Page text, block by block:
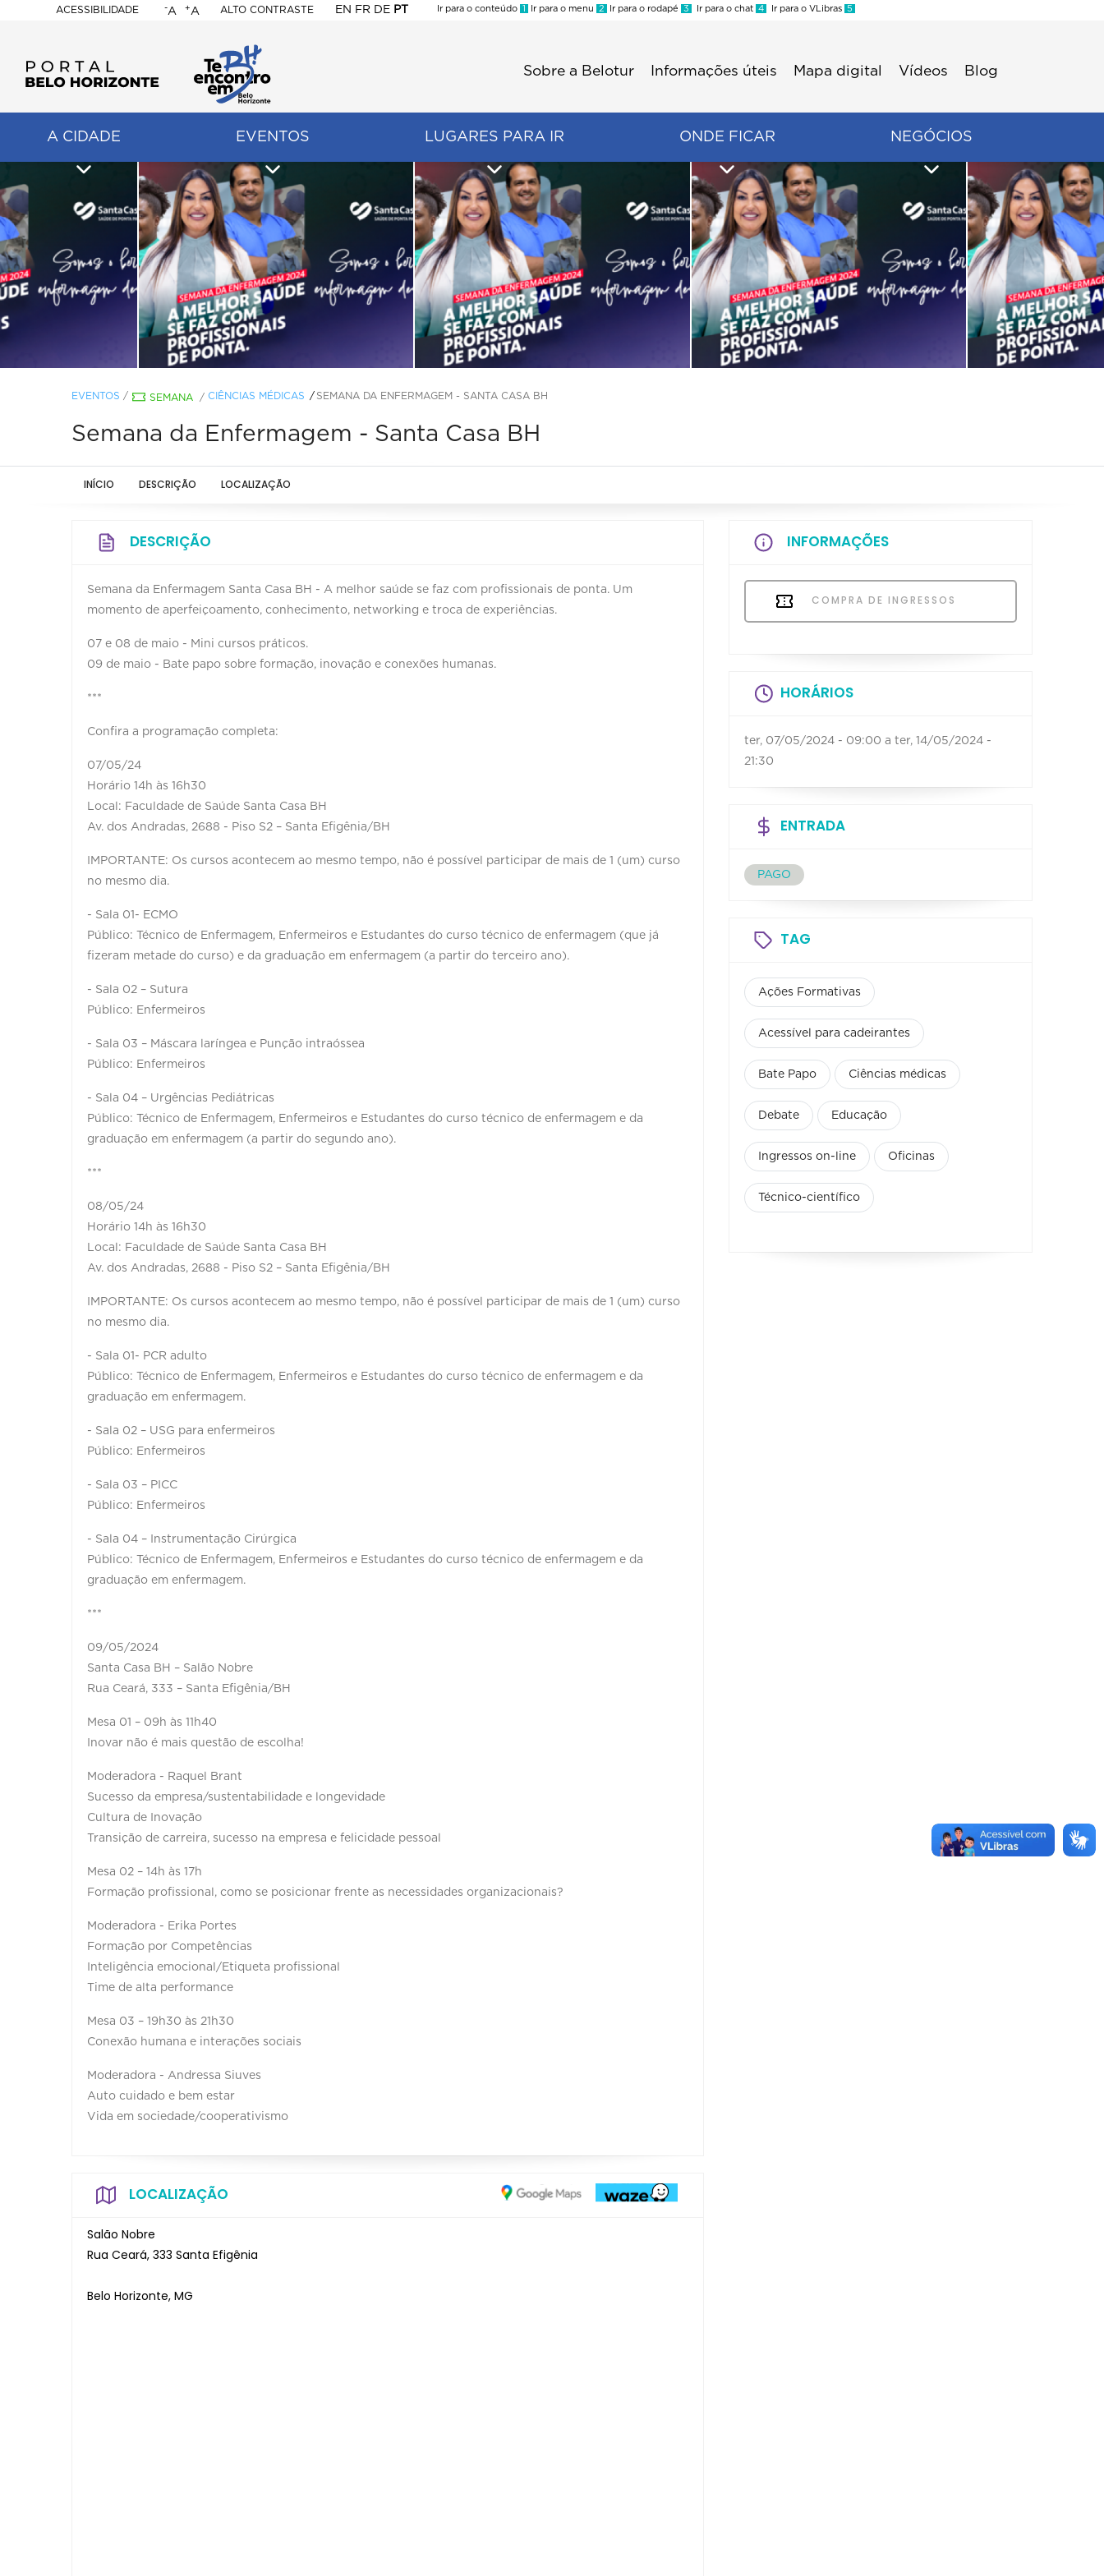
ACESSIBILIDADE
BELO
HORIZONTE
-A +A ALTO CONTRASTE EN FR DE PT
Ir para o conteúdo 1 Ir para o menu 2 Ir para o rodapé 3 Ir para o chat 4 Ir para o VLibras 5
Sobre a Belotur Informações úteis Mapa digital Vídeos Blog
A CIDADE EVENTOS LUGARES PARA IR ONDE FICAR NEGÓCIOS
EVENTOS / SEMANA / CIÊNCIAS MÉDICAS SEMANA DA ENFERMAGEM - SANTA CASA BH
Semana da Enfermagem - Santa Casa BH
INÍCIO DESCRIÇÃO LOCALIZAÇÃO
DESCRIÇÃO
Semana da Enfermagem Santa Casa BH - A melhor saúde se faz com profissionais de ponta. Um
momento de aperfeiçoamento, conhecimento, networking e troca de experiências.
07 e 08 de maio - Mini cursos práticos.
09 de maio - Bate papo sobre formação, inovação e conexões humanas.
***
Confira a programação completa:
07/05/24
Horário 14h às 16h30
Local: Faculdade de Saúde Santa Casa BH
Av. dos Andradas, 2688 - Piso S2 – Santa Efigênia/BH
IMPORTANTE: Os cursos acontecem ao mesmo tempo, não é possível participar de mais de 1 (um) curso
no mesmo dia.
- Sala 01- ECMO
Público: Técnico de Enfermagem, Enfermeiros e Estudantes do curso técnico de enfermagem (que já
fizeram metade do curso) e da graduação em enfermagem (a partir do terceiro ano).
- Sala 02 – Sutura
Público: Enfermeiros
- Sala 03 – Máscara laríngea e Punção intraóssea
Público: Enfermeiros
- Sala 04 – Urgências Pediátricas
Público: Técnico de Enfermagem, Enfermeiros e Estudantes do curso técnico de enfermagem e da
graduação em enfermagem (a partir do segundo ano).
***
08/05/24
Horário 14h às 16h30
Local: Faculdade de Saúde Santa Casa BH
Av. dos Andradas, 2688 - Piso S2 – Santa Efigênia/BH
IMPORTANTE: Os cursos acontecem ao mesmo tempo, não é possível participar de mais de 1 (um) curso
no mesmo dia.
- Sala 01- PCR adulto
Público: Técnico de Enfermagem, Enfermeiros e Estudantes do curso técnico de enfermagem e da
graduação em enfermagem.
- Sala 02 – USG para enfermeiros
Público: Enfermeiros
- Sala 03 – PICC
Público: Enfermeiros
- Sala 04 – Instrumentação Cirúrgica
Público: Técnico de Enfermagem, Enfermeiros e Estudantes do curso técnico de enfermagem e da
graduação em enfermagem.
***
09/05/2024
Santa Casa BH – Salão Nobre
Rua Ceará, 333 – Santa Efigênia/BH
Mesa 01 – 09h às 11h40
Inovar não é mais questão de escolha!
Moderadora - Raquel Brant
Sucesso da empresa/sustentabilidade e longevidade
Cultura de Inovação
Transição de carreira, sucesso na empresa e felicidade pessoal
Mesa 02 – 14h às 17h
Formação profissional, como se posicionar frente as necessidades organizacionais?
Moderadora - Erika Portes
Formação por Competências
Inteligência emocional/Etiqueta profissional
Time de alta performance
Mesa 03 – 19h30 às 21h30
Conexão humana e interações sociais
Moderadora - Andressa Siuves
Auto cuidado e bem estar
Vida em sociedade/cooperativismo
LOCALIZAÇÃO
Salão Nobre
Rua Ceará, 333 Santa Efigênia
Belo Horizonte, MG
INFORMAÇÕES
COMPRA DE INGRESSOS
HORÁRIOS
ter, 07/05/2024 - 09:00 a ter, 14/05/2024 -
21:30
ENTRADA
PAGO
TAG
Ações Formativas
Acessível para cadeirantes
Bate Papo Ciências médicas
Debate Educação
Ingressos on-line Oficinas
Técnico-científico